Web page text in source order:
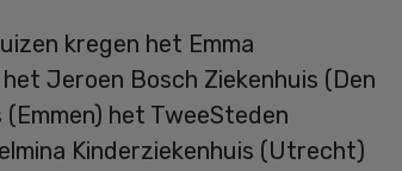
kregen het Emma
Jeroen Bosch Ziekenhuis (Den
het TweeSteden
Kinderziekenhuis (Utrecht)